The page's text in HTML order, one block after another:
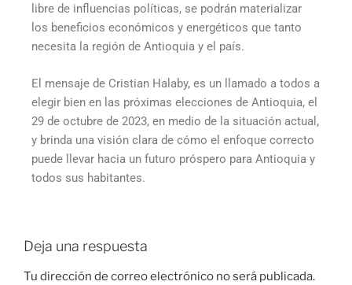
libre de influencias políticas, se podrán materializar
los beneficios económicos y energéticos que tanto
necesita la región de Antioquia y el país.
El mensaje de Cristian Halaby, es un llamado a todos a
elegir bien en las próximas elecciones de Antioquia, el
29 de octubre de 2023, en medio de la situación actual,
y brinda una visión clara de cómo el enfoque correcto
puede llevar hacia un futuro próspero para Antioquia y
todos sus habitantes.
Deja una respuesta
Tu dirección de correo electrónico no será publicada.